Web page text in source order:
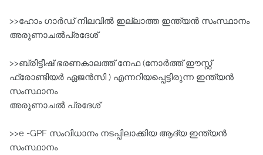
>>ഹോം ഗാർഡ്‌ നിലവിൽ ഇല്ലാത്ത ഇന്ത്യൻ സംസ്ഥാനം
അരുണാചൽപ്രദേശ്‌
>>ബ്രിട്ടീഷ്‌ ഭരണകാലത്ത്‌ നേഫ (നോർത്ത്‌ ഈസ്റ്റ്‌
ഫ്രോണ്ടിയർ ഏജൻസി ) എന്നറിയപ്പെട്ടിരുന്ന ഇന്ത്യൻ
സംസ്ഥാനം
അരുണാചൽ പ്രദേശ്‌
>>e -GPF സംവിധാനം നടപ്പിലാക്കിയ ആദ്യ ഇന്ത്യൻ
സംസ്ഥാനം